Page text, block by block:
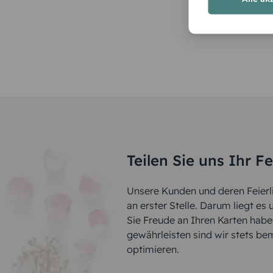
Teilen Sie uns Ihr
Unsere Kunden und deren
an erster Stelle. Darum liegt es
Sie Freude an Ihren Karten
gewährleisten sind wir stets
optimieren.